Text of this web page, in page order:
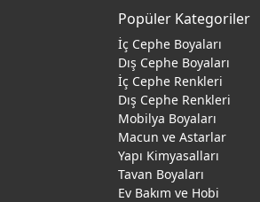
Popüler Kategoriler
İç Cephe Boyaları
Dış Cephe Boyaları
İç Cephe Renkleri
Dış Cephe Renkleri
Mobilya Boyaları
Macun ve Astarlar
Yapı Kimyasalları
Tavan Boyaları
Ev Bakım ve Hobi